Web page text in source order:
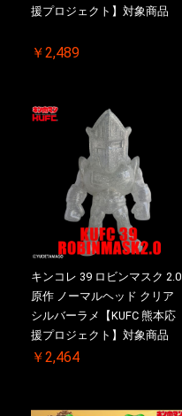
援プロジェクト】対象商品
￥2,489
キンコレ 39 ロビンマスク 2.0
原作 ノーマルヘッド クリア
シルバーラメ【KUFC 熊本応
援プロジェクト】対象商品
￥2,464